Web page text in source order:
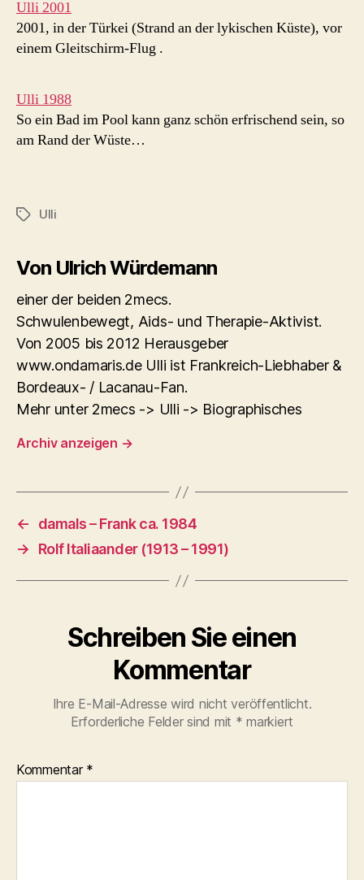
Ulli 2001
2001, in der Türkei (Strand an der lykischen Küste), vor
einem Gleitschirm-Flug .
Ulli 1988
So ein Bad im Pool kann ganz schön erfrischend sein, so
am Rand der Wüste…
Schlagwörter
Ulli
Von Ulrich Würdemann
einer der beiden 2mecs.
Schwulenbewegt, Aids- und Therapie-Aktivist.
Von 2005 bis 2012 Herausgeber
www.ondamaris.de Ulli ist Frankreich-Liebhaber &
Bordeaux- / Lacanau-Fan.
Mehr unter 2mecs -> Ulli -> Biographisches
Archiv anzeigen →
←
damals – Frank ca. 1984
→
Rolf Italiaander (1913 – 1991)
Schreiben Sie einen
Kommentar
Ihre E-Mail-Adresse wird nicht veröffentlicht.
Erforderliche Felder sind mit * markiert
Kommentar *